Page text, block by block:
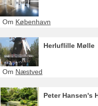
Om København
Herluflille Mølle
Om Næstved
Peter Hansen's